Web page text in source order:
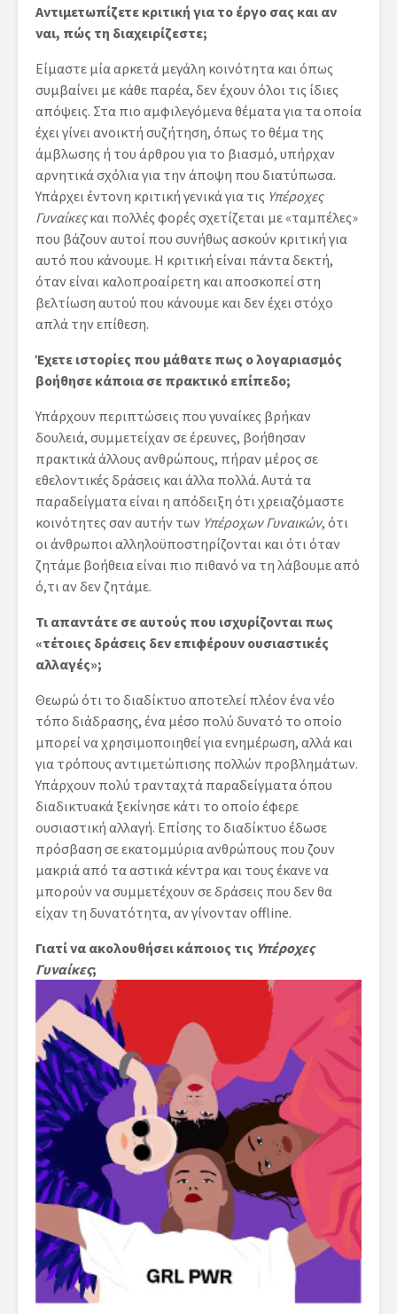
Αντιμετωπίζετε κριτική για το έργο σας και αν
ναι, πώς τη διαχειρίζεστε;
Είμαστε μία αρκετά μεγάλη κοινότητα και όπως
συμβαίνει με κάθε παρέα, δεν έχουν όλοι τις ίδιες
απόψεις. Στα πιο αμφιλεγόμενα θέματα για τα οποία
έχει γίνει ανοικτή συζήτηση, όπως το θέμα της
άμβλωσης ή του άρθρου για το βιασμό, υπήρχαν
αρνητικά σχόλια για την άποψη που διατύπωσα.
Υπάρχει έντονη κριτική γενικά για τις Υπέροχες
Γυναίκεςκαι πολλές φορές σχετίζεται με «ταμπέλες»
που βάζουν αυτοί που συνήθως ασκούν κριτική για
αυτό που κάνουμε. Η κριτική είναι πάντα δεκτή,
όταν είναι καλοπροαίρετη και αποσκοπεί στη
βελτίωση αυτού που κάνουμε και δεν έχει στόχο
απλά την επίθεση.
Έχετε ιστορίες που μάθατε πως ο λογαριασμός
βοήθησε κάποια σε πρακτικό επίπεδο;
Υπάρχουν περιπτώσεις που γυναίκες βρήκαν
δουλειά, συμμετείχαν σε έρευνες, βοήθησαν
πρακτικά άλλους ανθρώπους, πήραν μέρος σε
εθελοντικές δράσεις και άλλα πολλά. Αυτά τα
παραδείγματα είναι η απόδειξη ότι χρειαζόμαστε
κοινότητες σαν αυτήν των Υπέροχων Γυναικών, ότι
οι άνθρωποι αλληλοϋποστηρίζονται και ότι όταν
ζητάμε βοήθεια είναι πιο πιθανό να τη λάβουμε από
ό,τι αν δεν ζητάμε.
Τι απαντάτε σε αυτούς που ισχυρίζονται πως
«τέτοιες δράσεις δεν επιφέρουν ουσιαστικές
αλλαγές»;
Θεωρώ ότι το διαδίκτυο αποτελεί πλέον ένα νέο
τόπο διάδρασης, ένα μέσο πολύ δυνατό το οποίο
μπορεί να χρησιμοποιηθεί για ενημέρωση, αλλά και
για τρόπους αντιμετώπισης πολλών προβλημάτων.
Υπάρχουν πολύ τρανταχτά παραδείγματα όπου
διαδικτυακά ξεκίνησε κάτι το οποίο έφερε
ουσιαστική αλλαγή. Επίσης το διαδίκτυο έδωσε
πρόσβαση σε εκατομμύρια ανθρώπους που ζουν
μακριά από τα αστικά κέντρα και τους έκανε να
μπορούν να συμμετέχουν σε δράσεις που δεν θα
είχαν τη δυνατότητα, αν γίνονταν offline.
Γιατί να ακολουθήσει κάποιος τις Υπέροχες
Γυναίκες;